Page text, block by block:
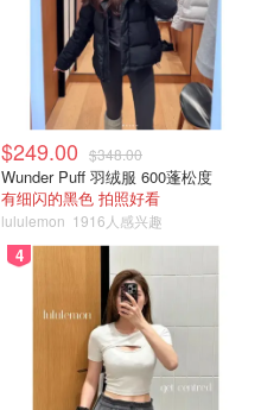
$249.00 $348.00
Wunder Puff 羽绒服 600蓬松度
有细闪的黑色 拍照好看
lululemon 1916人感兴趣
4